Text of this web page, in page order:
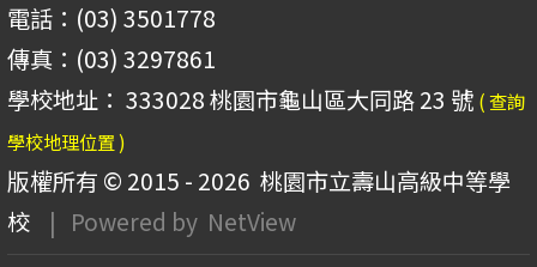
電話：(03) 3501778
傳真：(03) 3297861
學校地址： 333028 桃園市龜山區大同路 23 號 ( 查詢
學校地理位置 )
版權所有 © 2015 - 2026 桃園市立壽山高級中等學
校
| Powered by NetView